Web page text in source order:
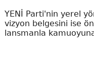
YENİ Parti'nin yerel
vizyon belgesini ise
lansmanla